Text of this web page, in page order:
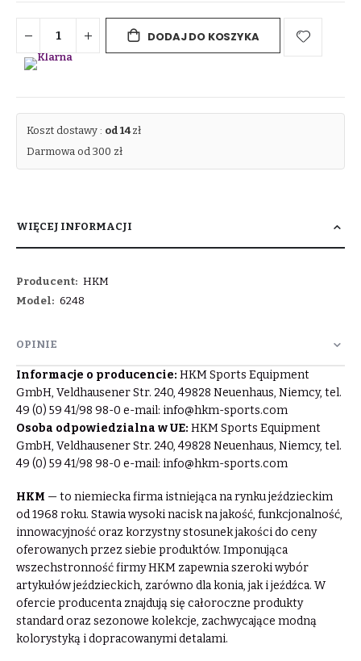
DODAJ DO KOSZYKA
Koszt dostawy : od 14zł
Darmowa od 300 zł
WIĘCEJ INFORMACJI
Więcej
informacji
HKM
6248
OPINIE
Informacje o producencie: HKM Sports Equipment
GmbH, Veldhausener Str. 240, 49828 Neuenhaus, Niemcy, tel.
49 (0) 59 41/98 98-0 e-mail: info@hkm-sports.com
Osoba odpowiedzialna w UE: HKM Sports Equipment
GmbH, Veldhausener Str. 240, 49828 Neuenhaus, Niemcy, tel.
49 (0) 59 41/98 98-0 e-mail: info@hkm-sports.com
HKM — to niemiecka firma istniejąca na rynku jeździeckim
od 1968 roku. Stawia wysoki nacisk na jakość, funkcjonalność,
innowacyjność oraz korzystny stosunek jakości do ceny
oferowanych przez siebie produktów. Imponująca
wszechstronność firmy HKM zapewnia szeroki wybór
artykułów jeździeckich, zarówno dla konia, jak i jeźdźca. W
ofercie producenta znajdują się całoroczne produkty
standard oraz sezonowe kolekcje, zachwycające modną
kolorystyką i dopracowanymi detalami.